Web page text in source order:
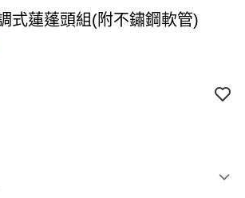
式蓮蓬頭組(附不鏽鋼軟管)